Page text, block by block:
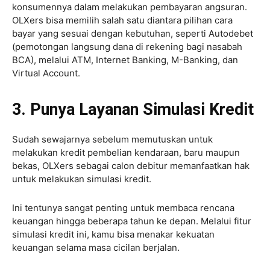
konsumennya dalam melakukan pembayaran angsuran.
OLXers bisa memilih salah satu diantara pilihan cara
bayar yang sesuai dengan kebutuhan, seperti Autodebet
(pemotongan langsung dana di rekening bagi nasabah
BCA), melalui ATM, Internet Banking, M-Banking, dan
Virtual Account.
3. Punya Layanan Simulasi Kredit
Sudah sewajarnya sebelum memutuskan untuk
melakukan kredit pembelian kendaraan, baru maupun
bekas, OLXers sebagai calon debitur memanfaatkan hak
untuk melakukan simulasi kredit.
Ini tentunya sangat penting untuk membaca rencana
keuangan hingga beberapa tahun ke depan. Melalui fitur
simulasi kredit ini, kamu bisa menakar kekuatan
keuangan selama masa cicilan berjalan.